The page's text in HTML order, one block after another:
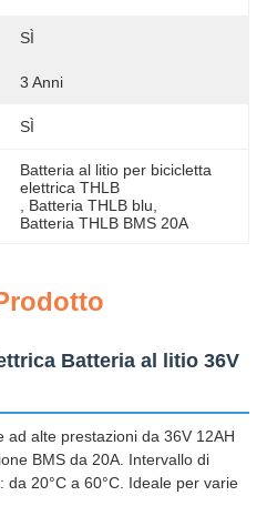
SÌ
3 Anni
SÌ
Batteria al litio per bicicletta
elettrica THLB
Batteria THLB blu
Batteria THLB BMS 20A
Batteria al litio 36V
ad alte prestazioni da 36V 12AH
BMS da 20A. Intervallo di
20°C a 60°C. Ideale per varie